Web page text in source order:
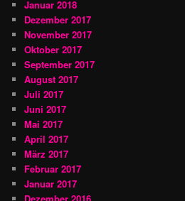
Januar 2018
Dezember 2017
November 2017
Oktober 2017
September 2017
August 2017
Juli 2017
Juni 2017
Mai 2017
April 2017
März 2017
Februar 2017
Januar 2017